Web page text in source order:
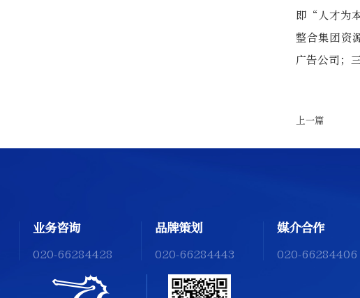
即“人才为
整合集团资
广告公司；
上一篇
业务咨询
020-66284428
品牌策划
020-66284443
媒介合作
020-66284406